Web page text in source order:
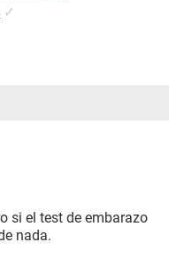
✓
si el test de embarazo
nada.